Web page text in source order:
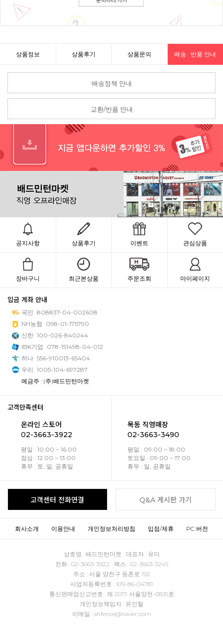
상품정보 상품후기 상품문의 배송 · 반품 안내
배송정책 안내
교환/반품 안내
공지사항 상품후기 이벤트 관심상품
장바구니 최근본상품 주문조회 마이페이지
입금 계좌 안내
국민 808837-04-002608
NH농협
098-01-175790
신한 100-026-840244
IBK기업
078-151498-04-012
하나 556-910013-65404
우리 1005-104-697287
예금주 : (주)배드민턴마켓
고객만족센터
온라인 스토어
02-3663-3922
평일 : 10:00 ~ 16:00
점심 : 12:00 ~ 13:00
휴무 : 토, 일, 공휴일
목동 직영매장
02-3663-3490
평일 : 09:00 ~ 18:00
토요일 : 09:00 ~ 17:00
휴무 : 일, 공휴일
고객센터 전화연결 Q&A 게시판 가기
회사소개 이용안내 개인정보처리방침 입점/제휴 PC 버전
상호명 : 배드민턴마켓 대표자 : 유미
전화 : 02-3663-3922 팩스 : 02-3663-3245
주소 : 서울 양천구 등촌로 192
사업자등록번호 : 109-86-04781
통신판매업신고번호 : 제 2017-서울양천-0835호
개인정보책임자 : 유인철
이메일 : shfence@naver.com